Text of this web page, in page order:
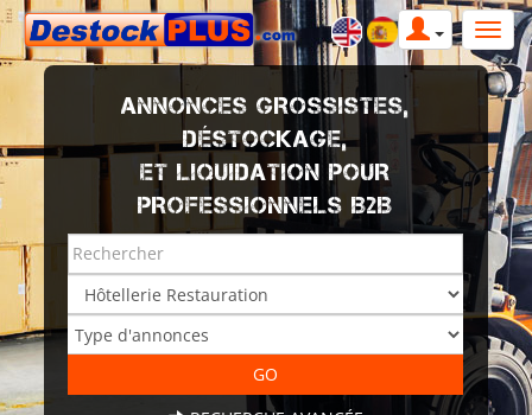
ANNONCES GROSSISTES,
DÉSTOCKAGE,
ET LIQUIDATION POUR
PROFESSIONNELS B2B